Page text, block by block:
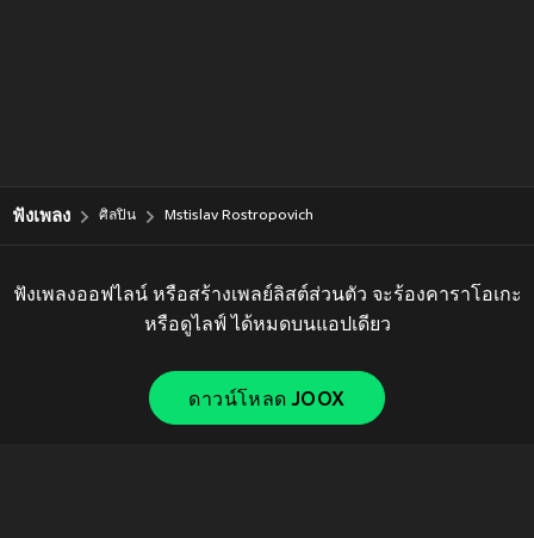
ฟังเพลง ศิลปิน Mstislav Rostropovich
ฟังเพลงออฟไลน์ หรือสร้างเพลย์ลิสต์ส่วนตัว จะร้องคาราโอเกะ
หรือดูไลฟ์ ได้หมดบนแอปเดียว
ดาวน์โหลด JOOX